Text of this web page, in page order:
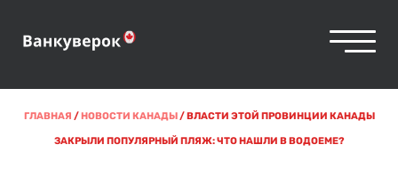
ГЛАВНАЯ /НОВОСТИ КАНАДЫ/ВЛАСТИ ЭТОЙ ПРОВИНЦИИ КАНАДЫ
ЗАКРЫЛИ ПОПУЛЯРНЫЙ ПЛЯЖ: ЧТО НАШЛИ В ВОДОЕМЕ?